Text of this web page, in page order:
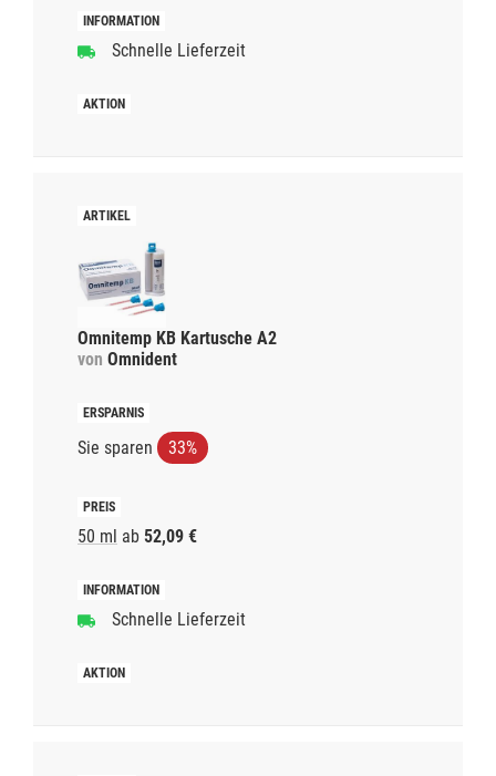
Schnelle Lieferzeit
Omnitemp KB Kartusche A2
von Omnident
Sie sparen 33%
50 ml ab 52,09 €
Schnelle Lieferzeit